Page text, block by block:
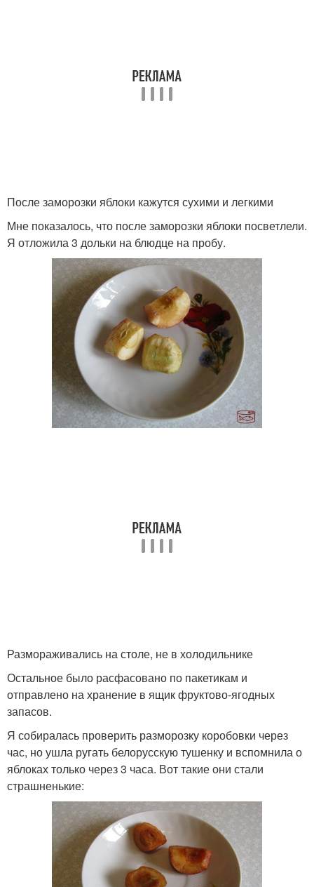
После заморозки яблоки кажутся сухими и легкими
Мне показалось, что после заморозки яблоки посветлели.
Я отложила 3 дольки на блюдце на пробу.
Размораживались на столе, не в холодильнике
Остальное было расфасовано по пакетикам и
отправлено на хранение в ящик фруктово-ягодных
запасов.
Я собиралась проверить разморозку коробовки через
час, но ушла ругать белорусскую тушенку и вспомнила о
яблоках только через 3 часа. Вот такие они стали
страшненькие: